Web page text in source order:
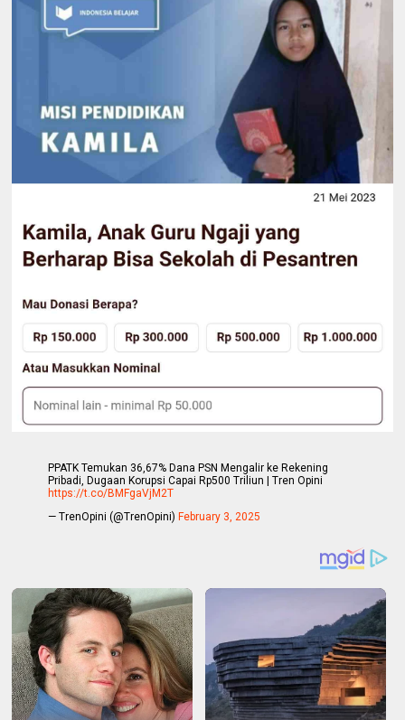
PPATK Temukan 36,67% Dana PSN Mengalir ke Rekening
Pribadi, Dugaan Korupsi Capai Rp500 Triliun | Tren Opini
https://t.co/BMFgaVjM2T
— TrenOpini (@TrenOpini)February 3, 2025